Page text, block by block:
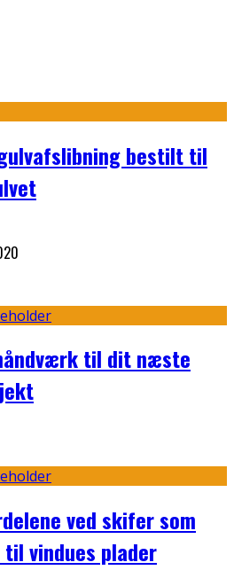
bestilt til
til dit næste
ved skifer som
vindues plader